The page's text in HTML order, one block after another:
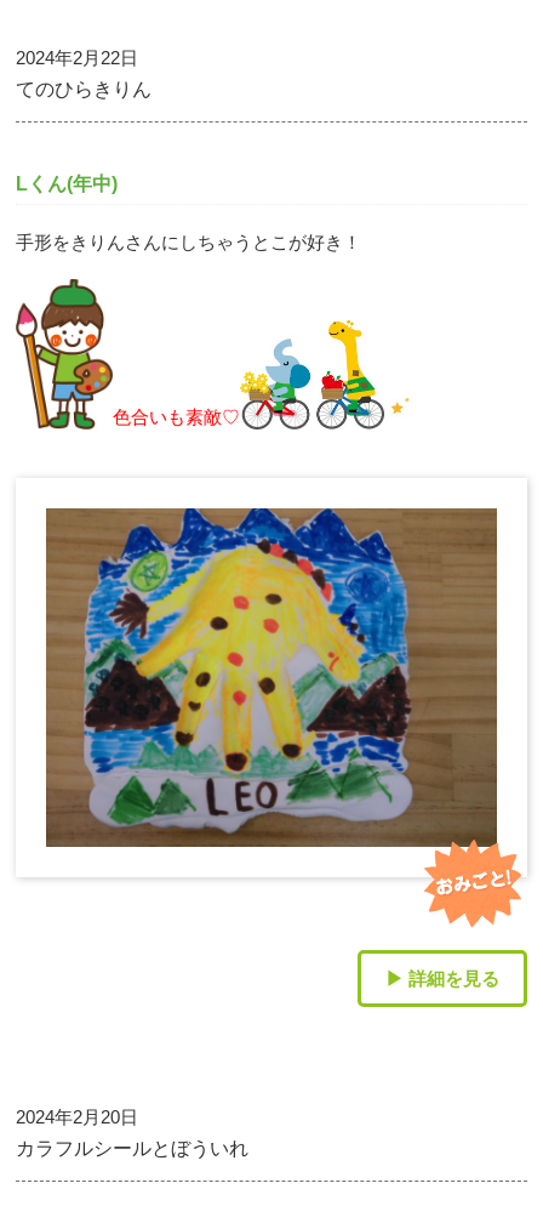
2024年2月22日
てのひらきりん
Lくん(年中)
手形をきりんさんにしちゃうとこが好き！
色合いも素敵♡
▶ 詳細を見る
2024年2月20日
カラフルシールとぼういれ